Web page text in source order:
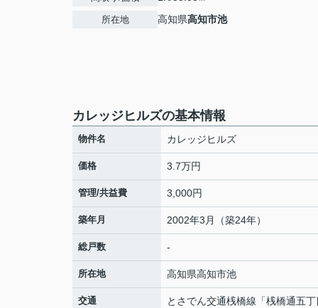
所在地 高知県高知市池
カレッジヒルズの基本情報
物件名 カレッジヒルズ
価格 3.7万円
管理/共益費 3,000円
築年月 2002年3月（築24年）
総戸数 -
所在地 高知県高知市池
交通 とさでん交通桟橋線 「桟橋通五丁